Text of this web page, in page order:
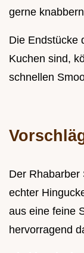
gerne
Die Endstücke
Kuchen sind,
schnellen
Der Rhabarber
echter
aus eine feine
hervorragend